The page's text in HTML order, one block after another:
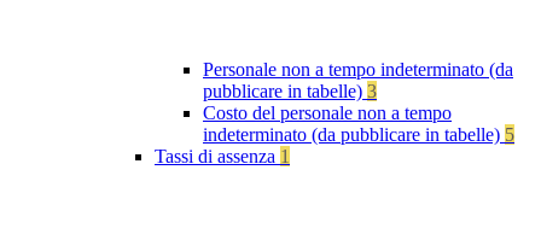
Personale non a tempo indeterminato (da
pubblicare in tabelle) 3
Costo del personale non a tempo
indeterminato (da pubblicare in tabelle) 5
Tassi di assenza 1